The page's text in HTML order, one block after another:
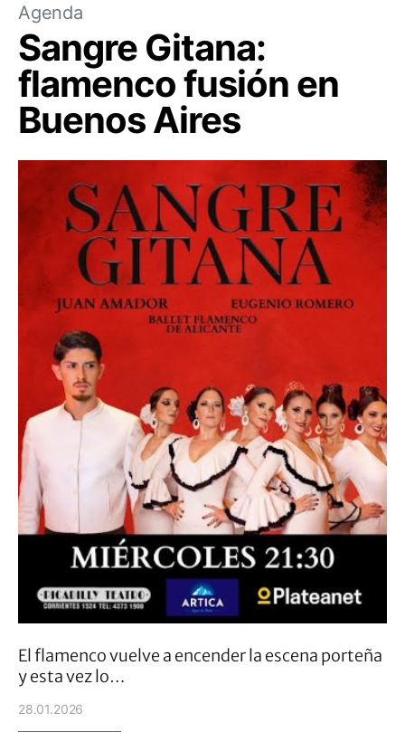
Agenda
Sangre Gitana:
flamenco fusión en
Buenos Aires
El flamenco vuelve a encender la escena porteña
y esta vez lo…
28.01.2026